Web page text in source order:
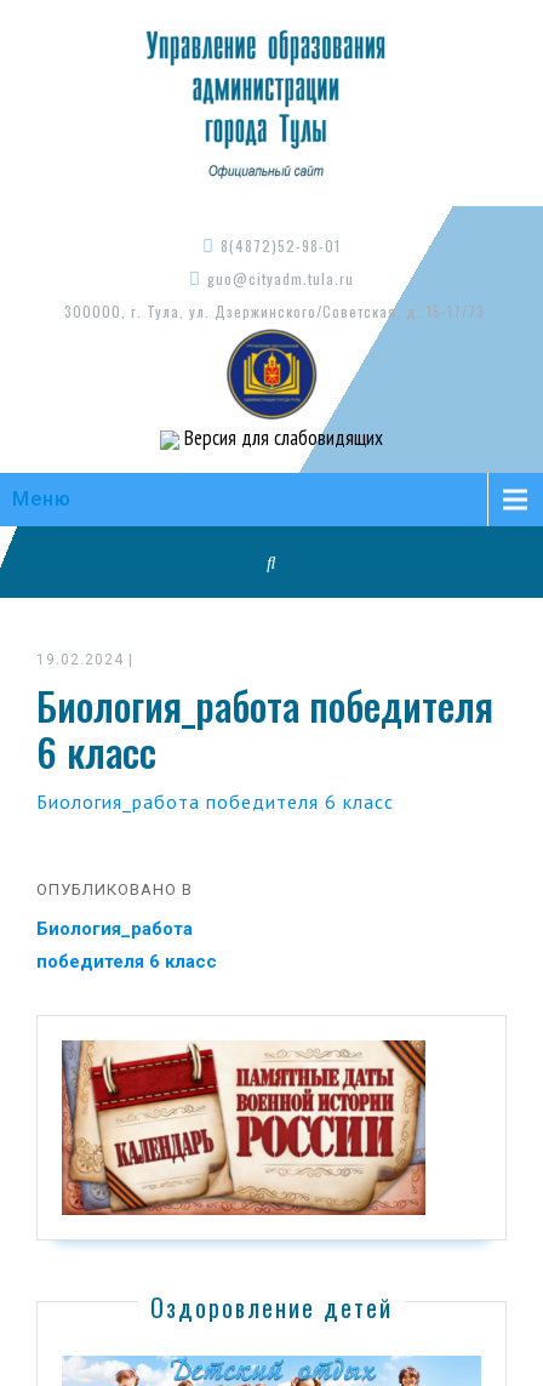
8(4872)52-98-01
guo@cityadm.tula.ru
300000, г. Тула, ул. Дзержинского/Советская, д. 15-17/73
Версия для слабовидящих
Меню
19.02.2024
Биология_работа победителя
6 класс
Биология_работа победителя 6 класс
ОПУБЛИКОВАНО В
Биология_работа
победителя 6 класс
Оздоровление детей